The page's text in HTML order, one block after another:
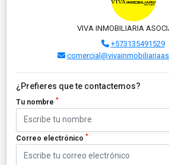
VIVA INMOBILIARIA
+573135491529
¿Prefieres que te contactemos?
Tu nombre *
Correo electrónico *